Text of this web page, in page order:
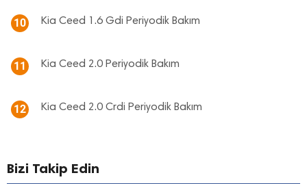
10 Kia Ceed 1.6 Gdi Periyodik Bakım
11 Kia Ceed 2.0 Periyodik Bakım
12 Kia Ceed 2.0 Crdi Periyodik Bakım
Bizi Takip Edin